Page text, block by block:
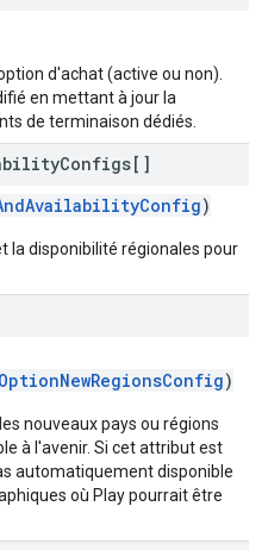
d'achat (active ou non).
en mettant à jour la
de terminaison dédiés.
Configs[]
)
la disponibilité régionales pour
)
nouveaux pays ou régions
à l'avenir. Si cet attribut est
automatiquement disponible
où Play pourrait être